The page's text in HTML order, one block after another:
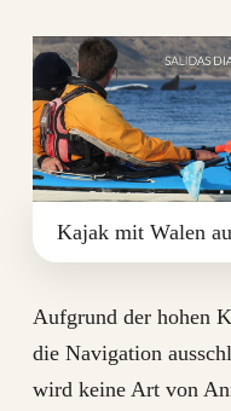
Kajak mit Walen
Aufgrund der hohen
die Navigation
wird keine Art von